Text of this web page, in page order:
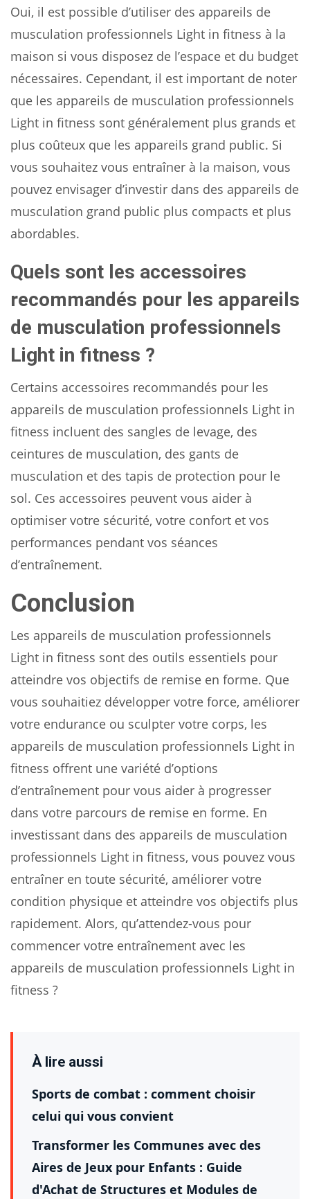
Oui, il est possible d’utiliser des appareils de
musculation professionnels Light in fitness à la
maison si vous disposez de l’espace et du budget
nécessaires. Cependant, il est important de noter
que les appareils de musculation professionnels
Light in fitness sont généralement plus grands et
plus coûteux que les appareils grand public. Si
vous souhaitez vous entraîner à la maison, vous
pouvez envisager d’investir dans des appareils de
musculation grand public plus compacts et plus
abordables.
Quels sont les accessoires
recommandés pour les appareils
de musculation professionnels
Light in fitness ?
Certains accessoires recommandés pour les
appareils de musculation professionnels Light in
fitness incluent des sangles de levage, des
ceintures de musculation, des gants de
musculation et des tapis de protection pour le
sol. Ces accessoires peuvent vous aider à
optimiser votre sécurité, votre confort et vos
performances pendant vos séances
d’entraînement.
Conclusion
Les appareils de musculation professionnels
Light in fitness sont des outils essentiels pour
atteindre vos objectifs de remise en forme. Que
vous souhaitiez développer votre force, améliorer
votre endurance ou sculpter votre corps, les
appareils de musculation professionnels Light in
fitness offrent une variété d’options
d’entraînement pour vous aider à progresser
dans votre parcours de remise en forme. En
investissant dans des appareils de musculation
professionnels Light in fitness, vous pouvez vous
entraîner en toute sécurité, améliorer votre
condition physique et atteindre vos objectifs plus
rapidement. Alors, qu’attendez-vous pour
commencer votre entraînement avec les
appareils de musculation professionnels Light in
fitness ?
À lire aussi
Sports de combat : comment choisir
celui qui vous convient
Transformer les Communes avec des
Aires de Jeux pour Enfants : Guide
d'Achat de Structures et Modules de